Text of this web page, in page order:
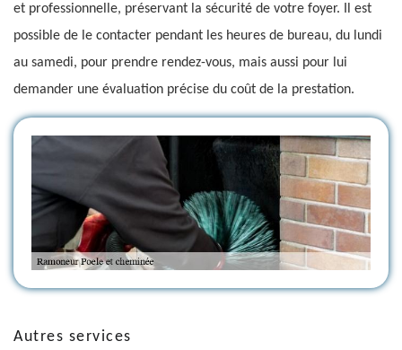
et professionnelle, préservant la sécurité de votre foyer. Il est
possible de le contacter pendant les heures de bureau, du lundi
au samedi, pour prendre rendez-vous, mais aussi pour lui
demander une évaluation précise du coût de la prestation.
Autres services